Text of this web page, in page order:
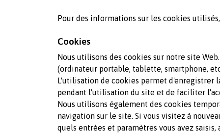
Pour des informations sur les cookies
Cookies
Nous utilisons des cookies sur notre site
(ordinateur portable, tablette, smartphone,
L'utilisation de cookies permet d'enregistrer
pendant l'utilisation du site et de faciliter
Nous utilisons également des cookies
navigation sur le site. Si vous visitez à
quels entrées et paramètres vous avez